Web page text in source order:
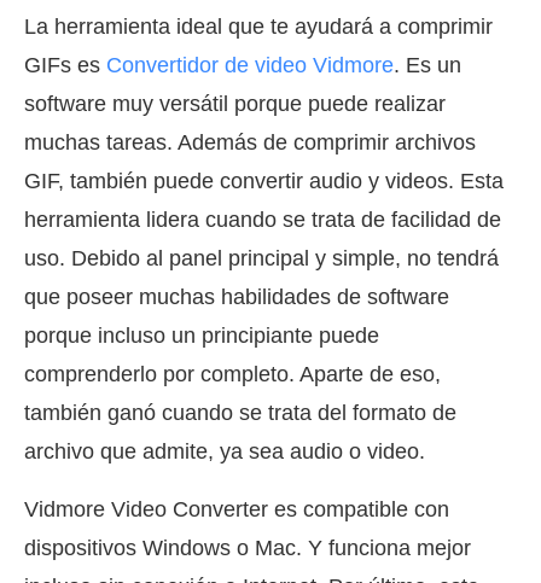
La herramienta ideal que te ayudará a comprimir
GIFs es Convertidor de video Vidmore. Es un
software muy versátil porque puede realizar
muchas tareas. Además de comprimir archivos
GIF, también puede convertir audio y videos. Esta
herramienta lidera cuando se trata de facilidad de
uso. Debido al panel principal y simple, no tendrá
que poseer muchas habilidades de software
porque incluso un principiante puede
comprenderlo por completo. Aparte de eso,
también ganó cuando se trata del formato de
archivo que admite, ya sea audio o video.
Vidmore Video Converter es compatible con
dispositivos Windows o Mac. Y funciona mejor